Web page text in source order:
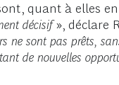
quant à elles
décisif», déclare
ne sont pas prêts,
de nouvelles